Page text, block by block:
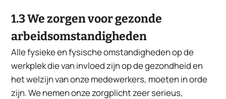
1.3 We zorgen voor gezonde
arbeidsomstandigheden
Alle fysieke en fysische omstandigheden op de
werkplek die van invloed zijn op de gezondheid en
het welzijn van onze medewerkers, moeten in orde
zijn. We nemen onze zorgplicht zeer serieus,